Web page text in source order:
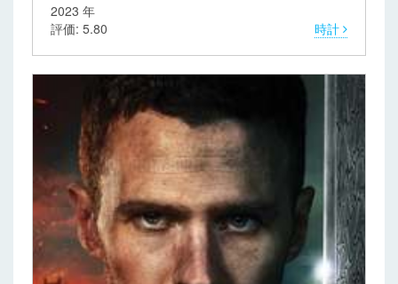
2023 年
評価: 5.80
時計